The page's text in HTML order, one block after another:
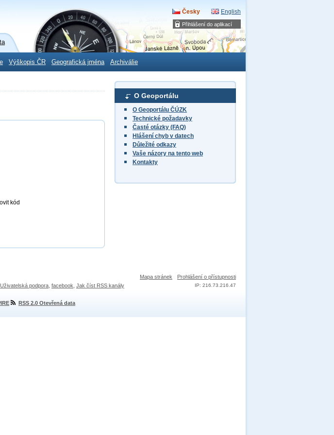
Přihlášení do aplikací
Česky English
Výškopis ČR Geografická jména Archiválie
O Geoportálu
O Geoportálu ČÚZK
Technické požadavky
Časté otázky (FAQ)
Hlášení chyb v datech
Důležité odkazy
Vaše názory na tento web
Kontakty
kód
Mapa stránek Prohlášení o přístupnosti
IP: 216.73.216.47
Uživatelská podpora facebook Jak číst RSS kanály
RSS 2.0 Otevřená data